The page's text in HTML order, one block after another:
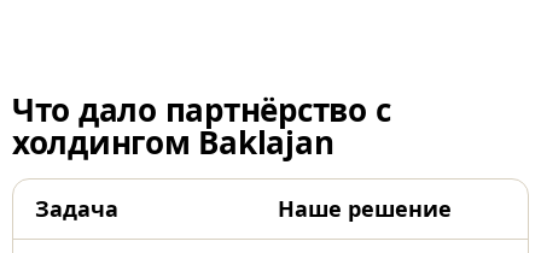
Что дало партнёрство с
холдингом Baklajan
Задача Наше решение